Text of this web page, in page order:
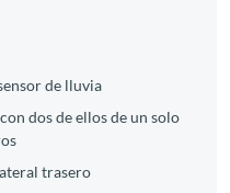
de lluvia
dos de ellos de un solo
trasero